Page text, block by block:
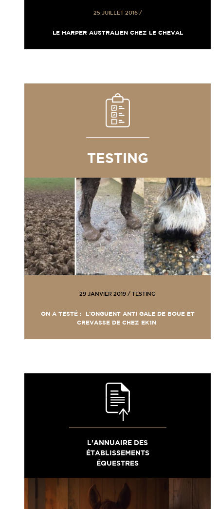
25 JUILLET 2016/
LE HARPER AUSTRALIEN CHEZ LE CHEVAL
TESTING
29 JANVIER 2019 / TESTING
ON A TESTÉ : L’ONGUENT ANTI GALE DE BOUE ET
CREVASSE DE CHEZ EK1N
L'ANNUAIRE DES
ÉTABLISSEMENTS
ÉQUESTRES